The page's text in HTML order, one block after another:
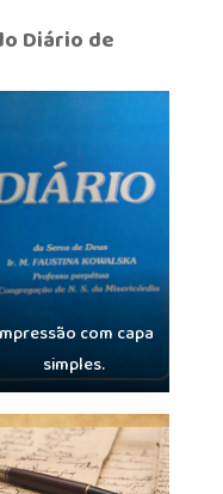
Diário de
com capa
simples.